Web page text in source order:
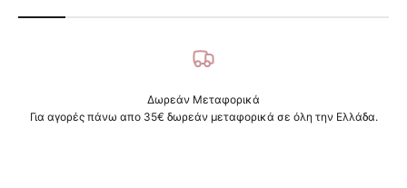
Δωρεάν Μεταφορικά
Για αγορές πάνω απο 35€ δωρεάν μεταφορικά σε όλη την Ελλάδα.